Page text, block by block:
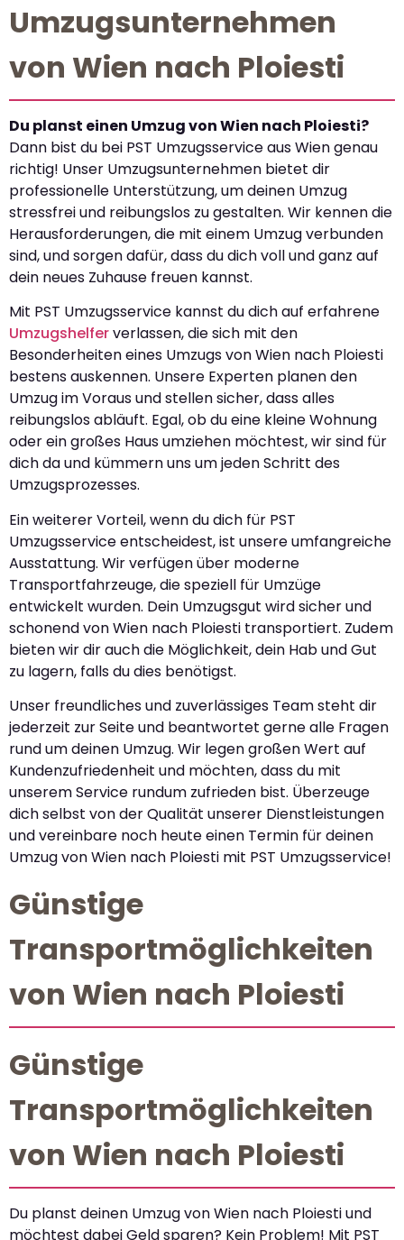
Umzugsunternehmen
von Wien nach Ploiesti
Du planst einen Umzug von Wien nach Ploiesti?
Dann bist du bei PST Umzugsservice aus Wien genau
richtig! Unser Umzugsunternehmen bietet dir
professionelle Unterstützung, um deinen Umzug
stressfrei und reibungslos zu gestalten. Wir kennen die
Herausforderungen, die mit einem Umzug verbunden
sind, und sorgen dafür, dass du dich voll und ganz auf
dein neues Zuhause freuen kannst.
Mit PST Umzugsservice kannst du dich auf erfahrene
Umzugshelferverlassen, die sich mit den
Besonderheiten eines Umzugs von Wien nach Ploiesti
bestens auskennen. Unsere Experten planen den
Umzug im Voraus und stellen sicher, dass alles
reibungslos abläuft. Egal, ob du eine kleine Wohnung
oder ein großes Haus umziehen möchtest, wir sind für
dich da und kümmern uns um jeden Schritt des
Umzugsprozesses.
Ein weiterer Vorteil, wenn du dich für PST
Umzugsservice entscheidest, ist unsere umfangreiche
Ausstattung. Wir verfügen über moderne
Transportfahrzeuge, die speziell für Umzüge
entwickelt wurden. Dein Umzugsgut wird sicher und
schonend von Wien nach Ploiesti transportiert. Zudem
bieten wir dir auch die Möglichkeit, dein Hab und Gut
zu lagern, falls du dies benötigst.
Unser freundliches und zuverlässiges Team steht dir
jederzeit zur Seite und beantwortet gerne alle Fragen
rund um deinen Umzug. Wir legen großen Wert auf
Kundenzufriedenheit und möchten, dass du mit
unserem Service rundum zufrieden bist. Überzeuge
dich selbst von der Qualität unserer Dienstleistungen
und vereinbare noch heute einen Termin für deinen
Umzug von Wien nach Ploiesti mit PST Umzugsservice!
Günstige
Transportmöglichkeiten
von Wien nach Ploiesti
Günstige
Transportmöglichkeiten
von Wien nach Ploiesti
Du planst deinen Umzug von Wien nach Ploiesti und
möchtest dabei Geld sparen? Kein Problem! Mit PST